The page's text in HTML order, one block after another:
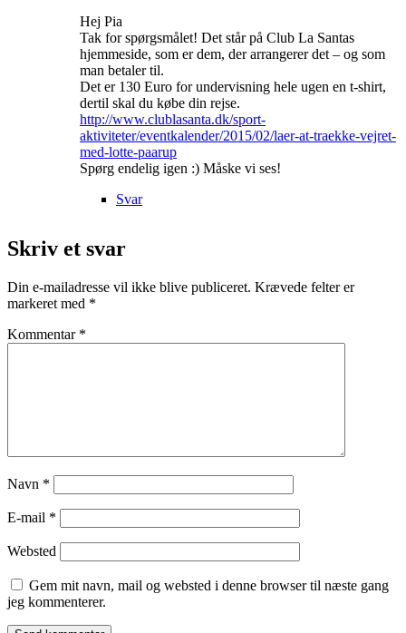
Hej Pia
Tak for spørgsmålet! Det står på Club La Santas
hjemmeside, som er dem, der arrangerer det – og som
man betaler til.
Det er 130 Euro for undervisning hele ugen en t-shirt,
dertil skal du købe din rejse.
http://www.clublasanta.dk/sport-
aktiviteter/eventkalender/2015/02/laer-at-traekke-vejret-
med-lotte-paarup
Spørg endelig igen :) Måske vi ses!
Svar
Skriv et svar
Din e-mailadresse vil ikke blive publiceret. Krævede felter er
markeret med *
Kommentar *
Navn *
E-mail *
Websted
Gem mit navn, mail og websted i denne browser til næste gang
jeg kommenterer.